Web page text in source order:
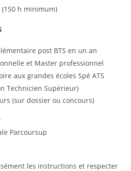
h minimum)
post BTS en un an
et Master professionnel
aux grandes écoles Spé ATS
Technicien Supérieur)
(sur dossier ou concours)
Parcoursup
les instructions et respecter